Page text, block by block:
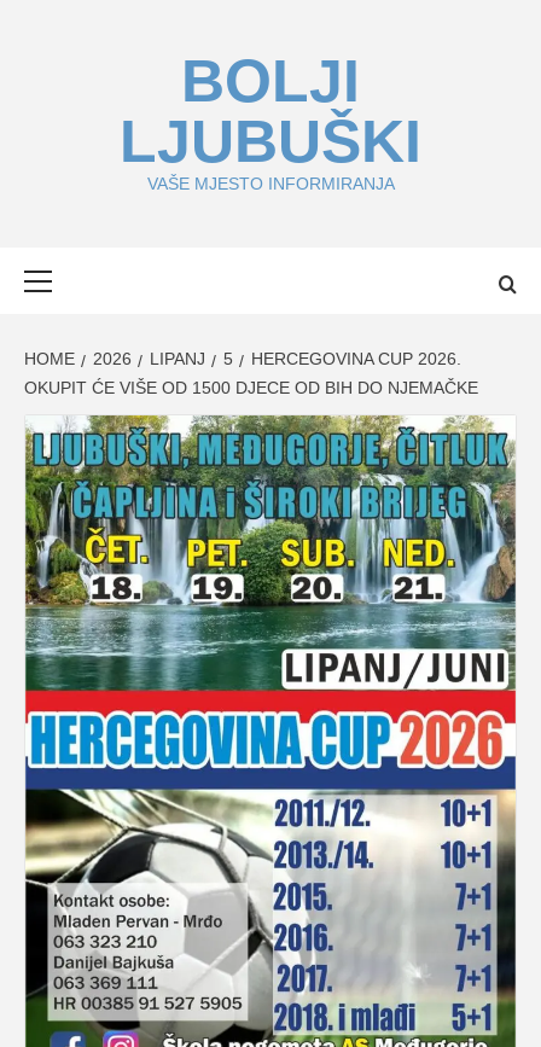
BOLJI
LJUBUŠKI
VAŠE MJESTO INFORMIRANJA
HOME 2026 LIPANJ 5
HERCEGOVINA CUP 2026.
OKUPIT ĆE VIŠE OD 1500 DJECE OD BIH DO NJEMAČKE